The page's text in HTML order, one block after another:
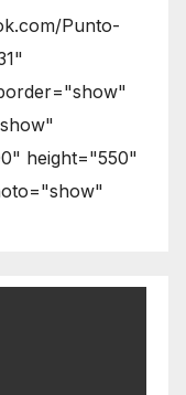
Punto-
height="550"